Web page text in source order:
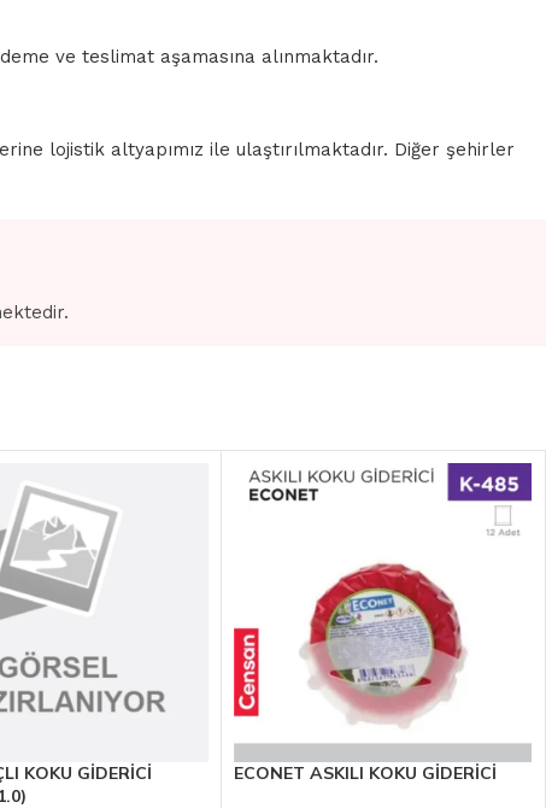
ve teslimat aşamasına alınmaktadır.
lojistik altyapımız ile ulaştırılmaktadır. Diğer şehirler
KOKU GİDERİCİ
ECONET ASKILI KOKU GİDERİCİ